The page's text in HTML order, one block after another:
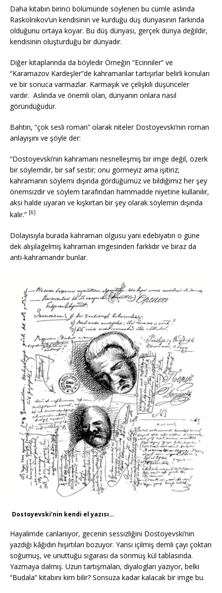
Daha kitabın birinci bölümünde söylenen bu cümle aslında
Raskolnikov’un kendisinin ve kurduğu düş dünyasının farkında
olduğunu ortaya koyar. Bu düş dünyası, gerçek dünya değildir,
kendisinin oluşturduğu bir dünyadır.
Diğer kitaplarında da böyledir Örneğin “Ecinniler” ve
“Karamazov Kardeşler”de kahramanlar tartışırlar belirli konuları
ve bir sonuca varmazlar. Karmaşık ve çelişkili düşünceler
vardır. Aslında ve önemli olan, dünyanın onlara nasıl
göründüğüdür.
Bahtin, “çok sesli roman” olarak niteler Dostoyevski’nin roman
anlayışını ve şöyle der:
“Dostoyevski’nin kahramanı nesnelleşmiş bir imge değil, özerk
bir söylemdir, bir saf sestir; onu görmeyiz ama işitiriz;
kahramanın söylemi dışında gördüğümüz ve bildiğimiz her şey
önemsizdir ve söylem tarafından hammadde niyetine kullanılır,
aksi halde uyaran ve kışkırtan bir şey olarak söylemin dışında
kalır.” [6]
Dolayısıyla burada kahraman olgusu yani edebiyatın o güne
dek alışılagelmiş kahraman imgesinden farklıdır ve biraz da
anti-kahramandır bunlar.
Dostoyevski’nin kendi el yazısı…
Hayalimde canlanıyor, gecenin sessizliğini Dostoyevski’nin
yazdığı kâğıdın hışırtıları bozuyor. Yarısı içilmiş demli çayı çoktan
soğumuş, ve unuttuğu sigarası da sönmüş kül tablasında.
Yazmaya dalmış. Uzun tartışmaları, diyalogları yazıyor, belki
“Budala” kitabını kim bilir? Sonsuza kadar kalacak bir imge bu.